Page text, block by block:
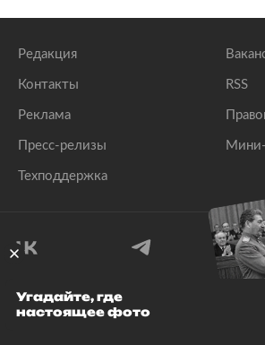
Редакция
Контакты
Реклама
Пресс-релизы
Техподдержка
RSS
© 1999–2026 Все права
Угадайте, где
настоящее фото